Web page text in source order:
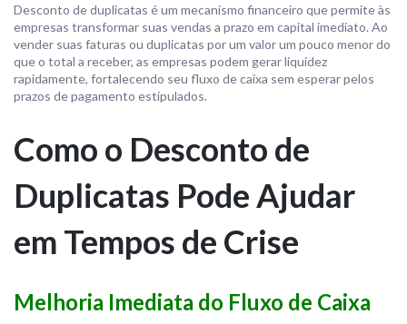
Desconto de duplicatas é um mecanismo financeiro que permite às
empresas transformar suas vendas a prazo em capital imediato. Ao
vender suas faturas ou duplicatas por um valor um pouco menor do
que o total a receber, as empresas podem gerar liquidez
rapidamente, fortalecendo seu fluxo de caixa sem esperar pelos
prazos de pagamento estipulados.
Como o Desconto de
Duplicatas Pode Ajudar
em Tempos de Crise
Melhoria Imediata do Fluxo de Caixa